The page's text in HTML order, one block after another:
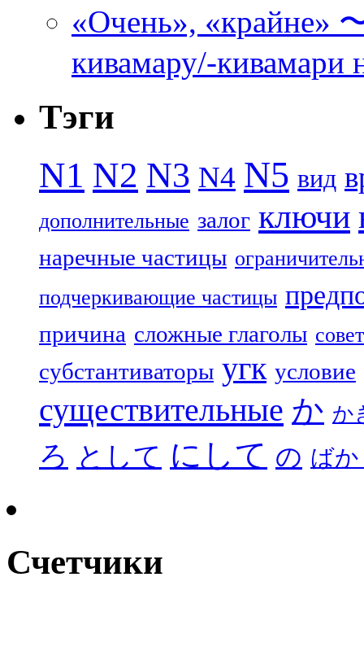
«Очень», «крайне»
кивамару/-кивамари
Тэги
N1 N2 N3 N4 N5 вид
дополнительные залог ключи
наречные частицы
подчеркивающие частицы
причина сложные глаголы совет
субстантиваторы угк условие
существительные か か
ろ として にして の ば
Счетчики